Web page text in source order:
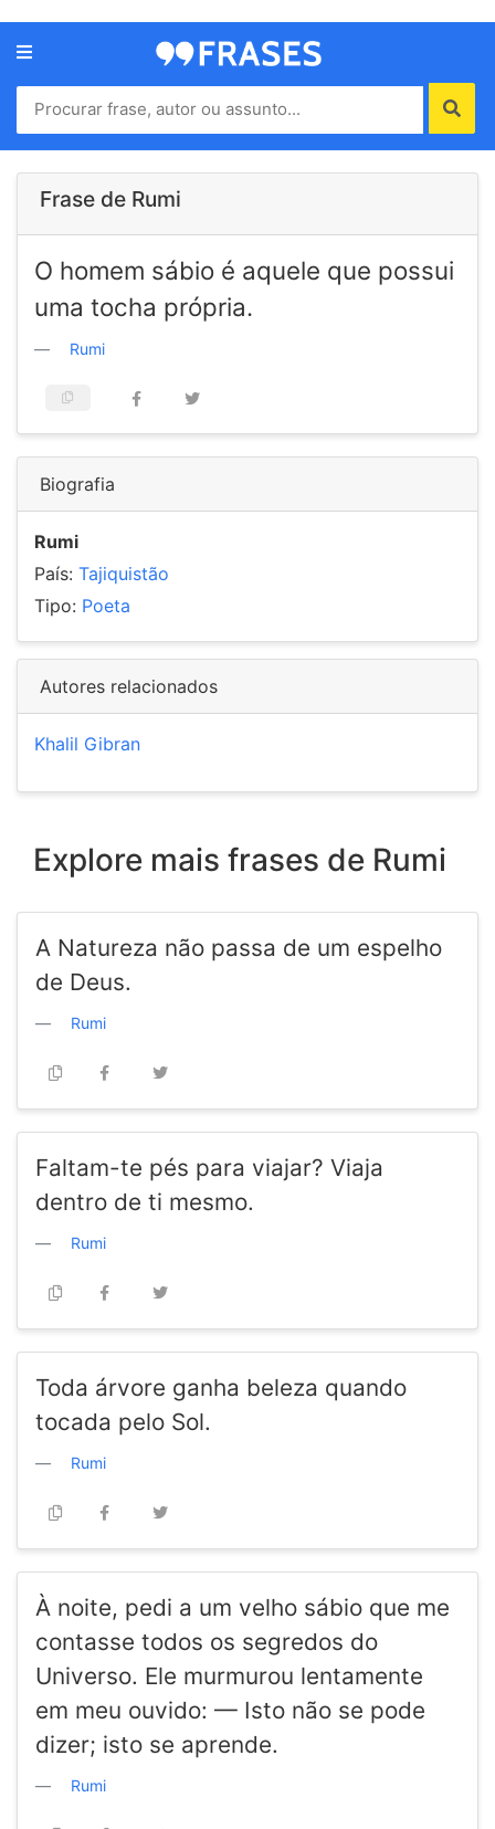
Menu
Home
Autores
de
Frase de Rumi
O homem sábio é aquele que possui
uma tocha própria.
Rumi
Biografia
Rumi
País: Tajiquistão
Tipo: Poeta
Autores relacionados
Khalil Gibran
Explore mais frases de Rumi
A Natureza não passa de um espelho
de Deus.
Rumi
Faltam-te pés para viajar? Viaja
dentro de ti mesmo.
Rumi
Toda árvore ganha beleza quando
tocada pelo Sol.
Rumi
À noite, pedi a um velho sábio que me
contasse todos os segredos do
Universo. Ele murmurou lentamente
em meu ouvido: — Isto não se pode
dizer; isto se aprende.
Rumi